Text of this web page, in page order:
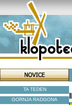
TA TEDEN
GORNJA RADGONA